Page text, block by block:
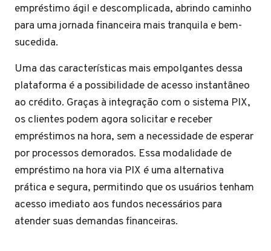
empréstimo ágil e descomplicada, abrindo caminho
para uma jornada financeira mais tranquila e bem-
sucedida.
Uma das características mais empolgantes dessa
plataforma é a possibilidade de acesso instantâneo
ao crédito. Graças à integração com o sistema PIX,
os clientes podem agora solicitar e receber
empréstimos na hora, sem a necessidade de esperar
por processos demorados. Essa modalidade de
empréstimo na hora via PIX é uma alternativa
prática e segura, permitindo que os usuários tenham
acesso imediato aos fundos necessários para
atender suas demandas financeiras.